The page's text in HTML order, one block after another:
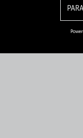
Integrity Line